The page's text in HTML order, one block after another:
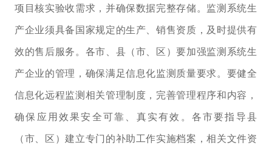
项目核实验收需求，并确保数据完整存储。监测系统生
产企业须具备国家规定的生产、销售资质，及时提供有
效的售后服务。各市、县（市、区）要加强监测系统生
产企业的管理，确保满足信息化监测质量要求。要健全
信息化远程监测相关管理制度，完善管理程序和内容，
确保应用效果安全可靠、真实有效。各市要指导县
（市、区）建立专门的补助工作实施档案，相关文件资